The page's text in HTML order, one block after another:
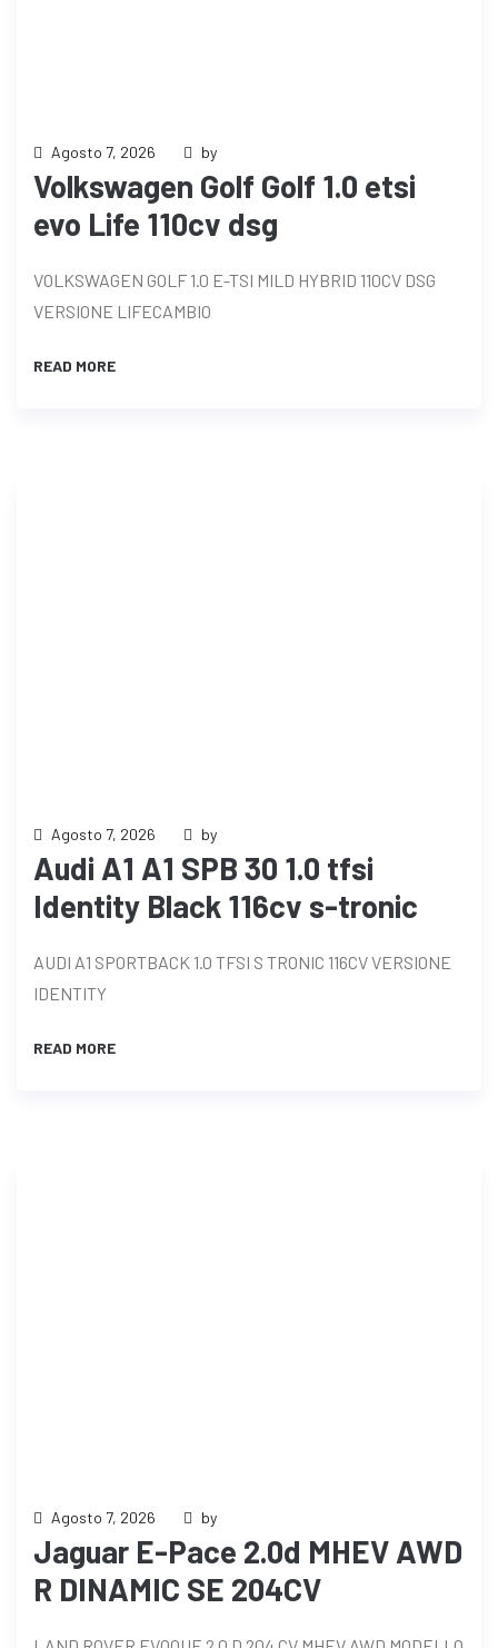
Agosto 7, 2026 by
Volkswagen Golf Golf 1.0 etsi
evo Life 110cv dsg
VOLKSWAGEN GOLF 1.0 E-TSI MILD HYBRID 110CV DSG
VERSIONE LIFECAMBIO
READ MORE
Agosto 7, 2026 by
Audi A1 A1 SPB 30 1.0 tfsi
Identity Black 116cv s-tronic
AUDI A1 SPORTBACK 1.0 TFSI S TRONIC 116CV VERSIONE
IDENTITY
READ MORE
Agosto 7, 2026 by
Jaguar E-Pace 2.0d MHEV AWD
R DINAMIC SE 204CV